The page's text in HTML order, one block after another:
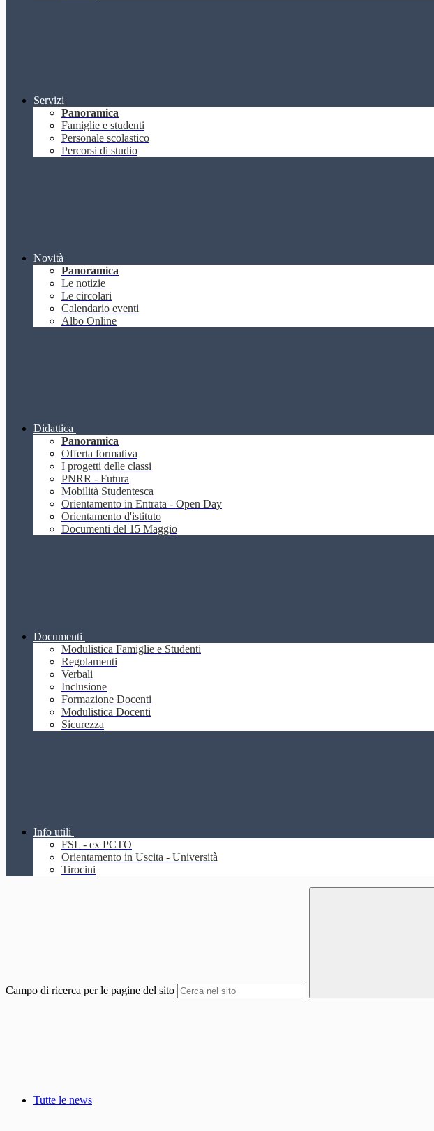
Servizi
Panoramica
Famiglie e studenti
Personale scolastico
Percorsi di studio
Novità
Panoramica
Le notizie
Le circolari
Calendario eventi
Albo Online
Didattica
Panoramica
Offerta formativa
I progetti delle classi
PNRR - Futura
Mobilità Studentesca
Orientamento in Entrata - Open Day
Orientamento d'istituto
Documenti del 15 Maggio
Documenti
Modulistica Famiglie e Studenti
Regolamenti
Verbali
Inclusione
Formazione Docenti
Modulistica Docenti
Sicurezza
Info utili
FSL - ex PCTO
Orientamento in Uscita - Università
Tirocini
Campo di ricerca per le pagine del sito
Tutte le news